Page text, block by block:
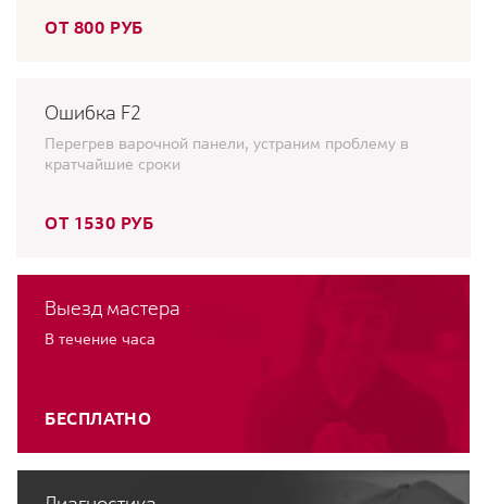
ОТ 800 РУБ
Ошибка F2
Перегрев варочной панели, устраним проблему в
кратчайшие сроки
ОТ 1530 РУБ
Выезд мастера
В течение часа
БЕСПЛАТНО